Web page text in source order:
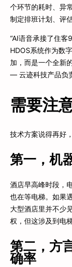
个环节的耗时、异
制定排班计划、评
“AI语音承接了住客
HDOS系统作为数
加，而是一个全新
— 云迹科技产品负
需要注
技术方案说得再好
第一，机
酒店早高峰时段，
也在等电梯。如果
大型酒店里并不少
权，但这涉及到电
第二，方
确率